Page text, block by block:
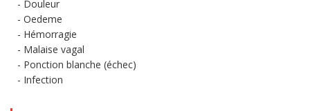
Douleur
Oedeme
Hémorragie
Malaise vagal
Ponction blanche (échec)
Infection